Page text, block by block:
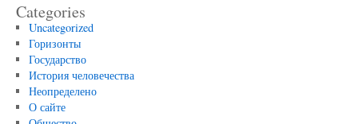
Categories
Uncategorized
Горизонты
Государство
История человечества
Неопределено
О сайте